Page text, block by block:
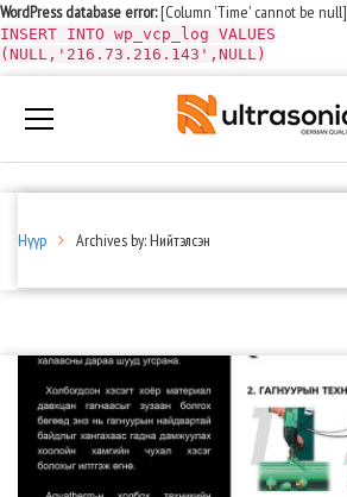
WordPress database error:[Column 'Time' cannot be null]
INSERT INTO wp_vcp_log VALUES
(NULL,'216.73.216.143',NULL)
Нүүр Archives by: Нийтэлсэн